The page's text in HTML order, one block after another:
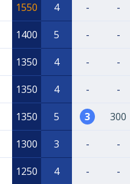
1550 4 - -
1400 5 - -
1350 4 - -
1350 4 - -
1350 5 3 300
1300 3 - -
1250 4 - -